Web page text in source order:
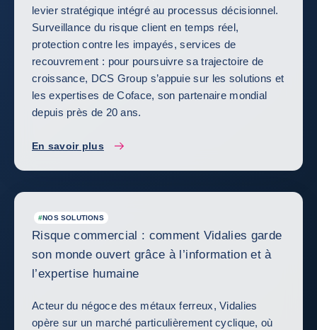
levier stratégique intégré au processus décisionnel.
Surveillance du risque client en temps réel,
protection contre les impayés, services de
recouvrement : pour poursuivre sa trajectoire de
croissance, DCS Group s’appuie sur les solutions et
les expertises de Coface, son partenaire mondial
depuis près de 20 ans.
En savoir plus
#NOS SOLUTIONS
Risque commercial : comment Vidalies garde
son monde ouvert grâce à l’information et à
l’expertise humaine
Acteur du négoce des métaux ferreux, Vidalies
opère sur un marché particulièrement cyclique, où